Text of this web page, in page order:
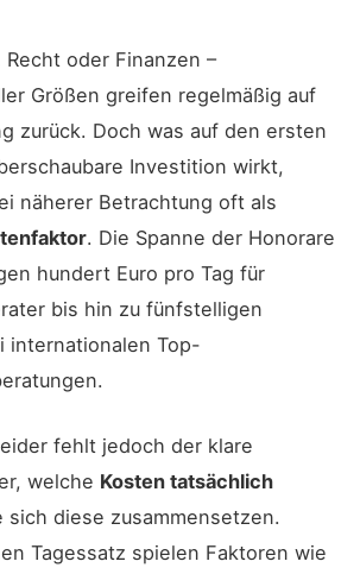
Recht oder Finanzen –
Größen greifen regelmäßig auf
zurück. Doch was auf den ersten
Investition wirkt,
näherer Betrachtung oft als
. Die Spanne der Honorare
hundert Euro pro Tag für
bis hin zu fünfstelligen
internationalen Top-
fehlt jedoch der klare
welche Kosten tatsächlich
sich diese zusammensetzen.
Tagessatz spielen Faktoren wie